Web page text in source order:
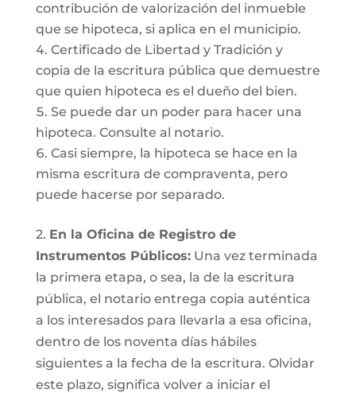
contribución de valorización del inmueble
que se hipoteca, si aplica en el municipio.
Certificado de Libertad y Tradición y
copia de la escritura pública que demuestre
que quien hipoteca es el dueño del bien.
Se puede dar un poder para hacer una
hipoteca. Consulte al notario.
Casi siempre, la hipoteca se hace en la
misma escritura de compraventa, pero
puede hacerse por separado.
2. En la Oficina de Registro de
Instrumentos Públicos:Una vez terminada
la primera etapa, o sea, la de la escritura
pública, el notario entrega copia auténtica
a los interesados para llevarla a esa oficina,
dentro de los noventa días hábiles
siguientes a la fecha de la escritura. Olvidar
este plazo, significa volver a iniciar el